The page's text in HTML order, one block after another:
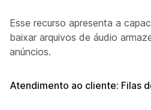
Esse recurso apresenta a
baixar arquivos de áudio
anúncios.
Atendimento ao cliente: Filas